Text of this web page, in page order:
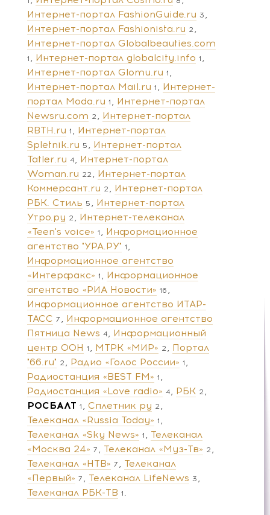
Интернет-портал FashionGuide.ru 3
Интернет-портал Fashionista.ru 2
Интернет-портал Globalbeauties.com
1 Интернет-портал globalcity.info 1
Интернет-портал Glomu.ru 1
Интернет-портал Mail.ru 1
Интернет-
портал Moda.ru 1
Интернет-портал
Newsru.com 2
Интернет-портал
RBTH.ru 1
Интернет-портал
Spletnik.ru 5
Интернет-портал
Tatler.ru 4
Интернет-портал
Woman.ru 22
Интернет-портал
Коммерсант.ru 2
Интернет-портал
РБК. Стиль 5
Интернет-портал
Утро.ру 2
Интернет-телеканал
«Teen's voice» 1
Информационное
агентство "УРА.РУ" 1
Информационное агентство
«Интерфакс» 1
Информационное
агентство «РИА Новости» 16
Информационное агентство ИТАР-
ТАСС 7
Информационное агентство
Пятница News 4
Информационный
центр ООН 1 МТРК «МИР» 2
Портал
"66.ru" 2 Радио «Голос России» 1
Радиостанция «BEST FM» 1
Радиостанция «Love radio» 4 РБК 2
РОСБАЛТ 1 Сплетник ру 2
Телеканал «Russia Today» 1
Телеканал «Sky News» 1
Телеканал
«Москва 24» 7 Телеканал «Муз-Тв» 2
Телеканал «НТВ» 7
Телеканал
«Первый» 7 Телеканал LifeNews 3
Телеканал РБК-ТВ 1